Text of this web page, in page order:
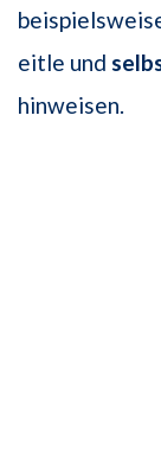
eitle und
hinweisen.